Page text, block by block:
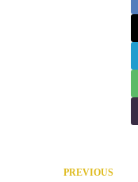
PREVIOUS